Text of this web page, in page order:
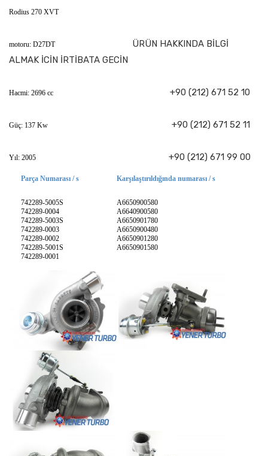
Rodius 270 XVT
motoru: D27DT ÜRÜN HAKKINDA BİLGİ
ALMAK İCİN İRTİBATA GECİN
Hacmi: 2696 cc +90 (212) 671 52 10
Güç: 137 Kw +90 (212) 671 52 11
Yıl: 2005 +90 (212) 671 99 00
Parça Numarası / s
742289-5005S
742289-0004
742289-5003S
742289-0003
742289-0002
742289-5001S
742289-0001
Karşılaştırıldığında numarası / s
A6650900580
A6640900580
A6650901780
A6650900480
A6650901280
A6650901580